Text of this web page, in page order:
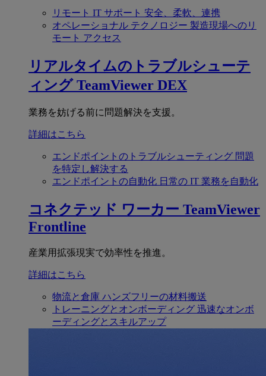
リモート IT サポート 安全、柔軟、連携
オペレーショナル テクノロジー 製造現場へのリ
モート アクセス
リアルタイムのトラブルシューテ
ィング TeamViewer DEX
業務を妨げる前に問題解決を支援。
詳細はこちら
エンドポイントのトラブルシューティング 問題
を特定し解決する
エンドポイントの自動化 日常の IT 業務を自動化
コネクテッド ワーカー TeamViewer
Frontline
産業用拡張現実で効率性を推進。
詳細はこちら
物流と倉庫 ハンズフリーの材料搬送
トレーニングとオンボーディング 迅速なオンボ
ーディングとスキルアップ